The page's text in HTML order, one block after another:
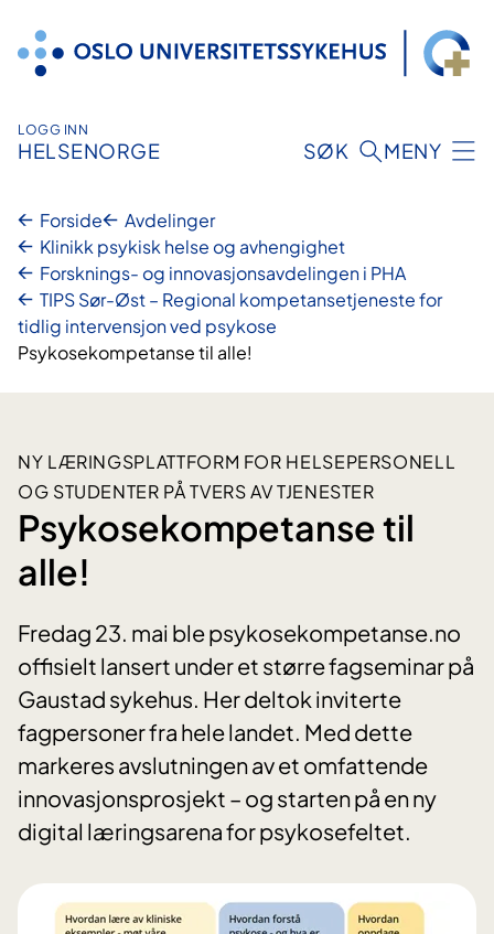
innhold
LOGG INN
HELSENORGE SØK MENY
Forside
Avdelinger
Klinikk psykisk helse og avhengighet
Forsknings- og innovasjonsavdelingen i PHA
TIPS Sør-Øst – Regional kompetansetjeneste for
tidlig intervensjon ved psykose
Psykosekompetanse til alle!
NY LÆRINGSPLATTFORM FOR HELSEPERSONELL
OG STUDENTER PÅ TVERS AV TJENESTER
Psykosekompetanse til
alle!
Fredag 23. mai ble psykosekompetanse.no
offisielt lansert under et større fagseminar på
Gaustad sykehus. Her deltok inviterte
fagpersoner fra hele landet. Med dette
markeres avslutningen av et omfattende
innovasjonsprosjekt – og starten på en ny
digital læringsarena for psykosefeltet.